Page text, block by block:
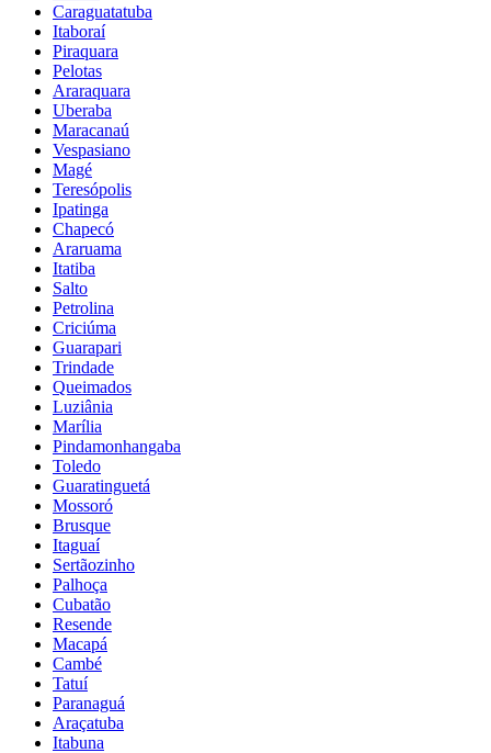
Caraguatatuba
Itaboraí
Piraquara
Pelotas
Araraquara
Uberaba
Maracanaú
Vespasiano
Magé
Teresópolis
Ipatinga
Chapecó
Araruama
Itatiba
Salto
Petrolina
Criciúma
Guarapari
Trindade
Queimados
Luziânia
Marília
Pindamonhangaba
Toledo
Guaratinguetá
Mossoró
Brusque
Itaguaí
Sertãozinho
Palhoça
Cubatão
Resende
Macapá
Cambé
Tatuí
Paranaguá
Araçatuba
Itabuna